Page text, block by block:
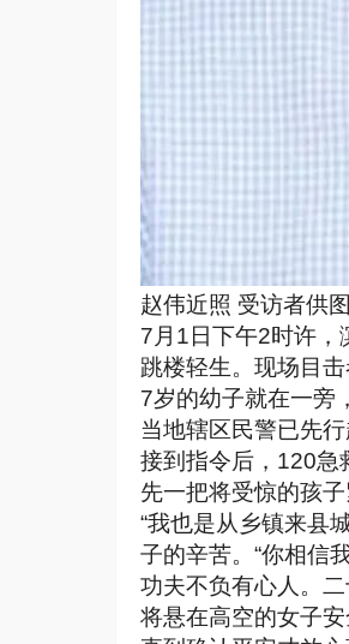
赵伟近照 受访者供图
7月1日下午2时许，
跳楼轻生。现场目
7岁的幼子就在一旁
当地辖区民警已先
接到指令后，120急
先一把将受惊的孩
“我也是从乡镇来县
子的辛苦。“你相信
功夫不负有心人。
将悬在高空的女子